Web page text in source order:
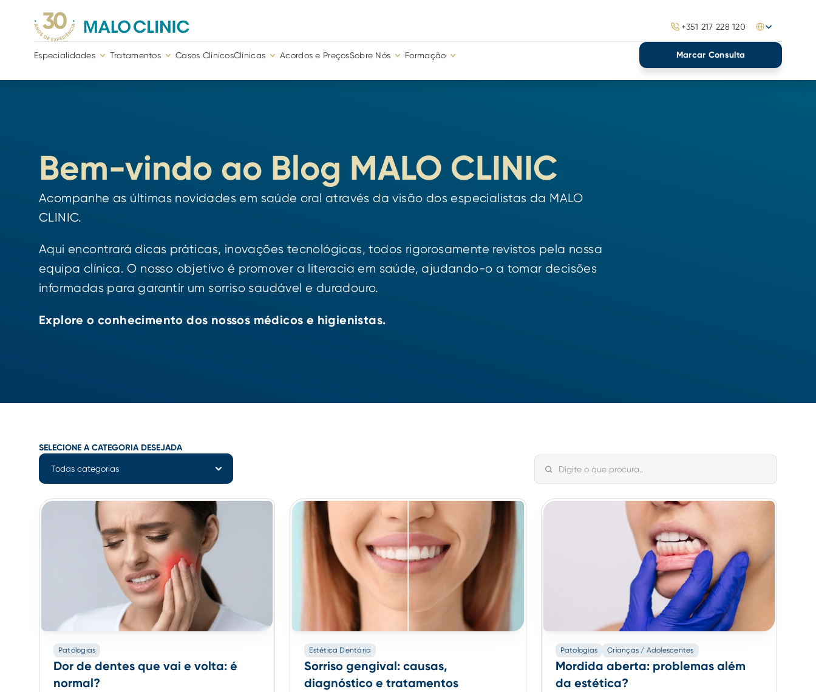
+351 217 228 120
Especialidades Tratamentos Casos ClínicosClínicas Acordos e PreçosSobre Nós Formação Marcar Consulta
Bem-vindo ao Blog MALO CLINIC
Acompanhe as últimas novidades em saúde oral através da visão dos especialistas da MALO
CLINIC.
Aqui encontrará dicas práticas, inovações tecnológicas, todos rigorosamente revistos pela nossa
equipa clínica. O nosso objetivo é promover a literacia em saúde, ajudando-o a tomar decisões
informadas para garantir um sorriso saudável e duradouro.
Explore o conhecimento dos nossos médicos e higienistas.
SELECIONE A CATEGORIA DESEJADA
Patologias
Dor de dentes que vai e volta: é
normal?
Estética Dentária
Sorriso gengival: causas,
diagnóstico e tratamentos
Patologias Crianças / Adolescentes
Mordida aberta: problemas além
da estética?